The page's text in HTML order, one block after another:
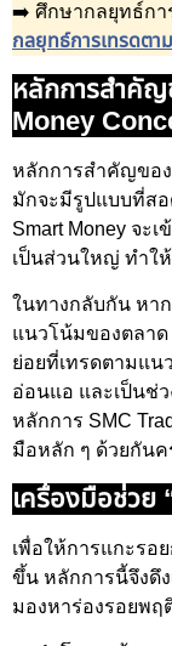
➡️ ศึกษากลยุทธ์กา
กลยุทธ์การเทรดตา
หลักการสำคัญ
Money
หลักการสำคัญของ
มักจะมีรูปแบบที่ส
Smart Money จะ
เป็นส่วนใหญ่ ทำใ
ในทางกลับกัน หาก
แนวโน้มของตลาด
ย่อยที่เทรดตามแน
อ่อนแอ และเป็นช่
หลักการ SMC
มือหลัก ๆ ด้วยกันค
เครื่องมือช่วย
เพื่อให้การแกะรอ
ขึ้น หลักการนี้จึงดึง
มองหาร่องรอยพฤ